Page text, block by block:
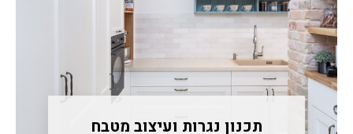
תכנון נגרות ועיצוב מטבח